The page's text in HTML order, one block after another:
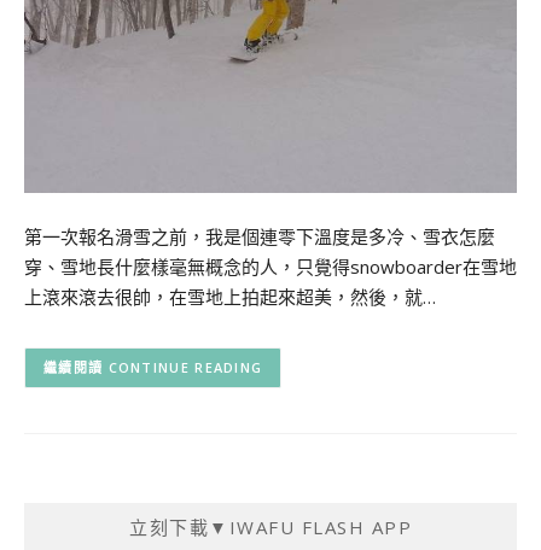
第一次報名滑雪之前，我是個連零下溫度是多冷、雪衣怎麼
穿、雪地長什麼樣毫無概念的人，只覺得snowboarder在雪地
上滾來滾去很帥，在雪地上拍起來超美，然後，就…
CONTINUE READING
立刻下載▼IWAFU FLASH APP